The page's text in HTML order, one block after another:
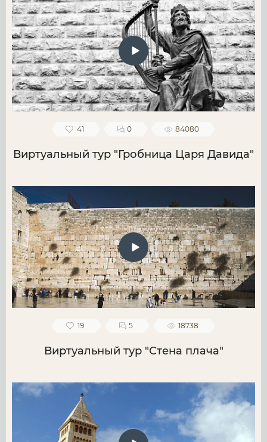
41 0 84080
Виртуальный тур "Гробница Царя Давида"
19 5 18738
Виртуальный тур "Стена плача"